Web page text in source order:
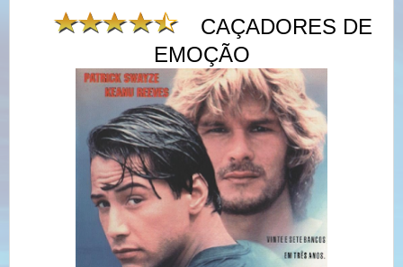
CAÇADORES DE
EMOÇÃO